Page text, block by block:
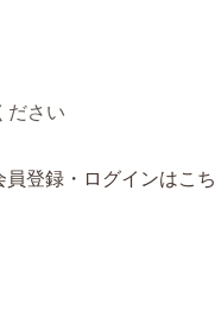
ださい
員登録・ログインはこ